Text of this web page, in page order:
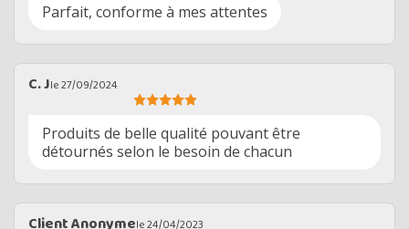
Parfait, conforme à mes attentes
C. Jle 27/09/2024
Produits de belle qualité pouvant être
détournés selon le besoin de chacun
Client Anonymele 24/04/2023